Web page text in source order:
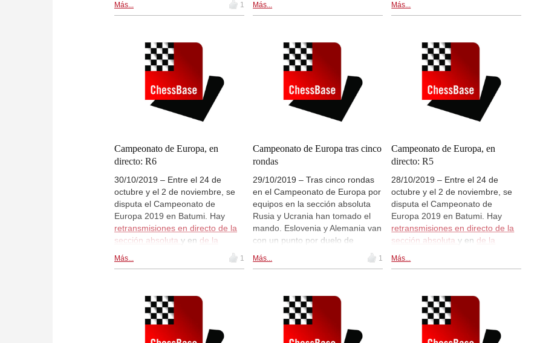
live.chessbase.com a partir de las
secciones.
Más... 1
live.chessbase.com a partir de las
Más...
live.chessbase.com a partir de las
Más...
Campeonato de Europa, en
directo: R6
30/10/2019 – Entre el 24 de
octubre y el 2 de noviembre, se
disputa el Campeonato de
Europa 2019 en Batumi. Hay
retransmisiones en directo de la
sección absoluta y en de la
live.chessbase.com a partir de las
Foto: Campeonato de Europa por
equipos 2019 en Batumi
Más... 1
Campeonato de Europa tras cinco
rondas
29/10/2019 – Tras cinco rondas
en el Campeonato de Europa por
equipos en la sección absoluta
Rusia y Ucrania han tomado el
mando. Eslovenia y Alemania van
con un punto por duelo de
desventaja tras los líderes. En la
sección femenina las rusas
Azerbaiyán y Serbia comparten el
segundo a cuarto puesto. Hoy es
el único día de descanso y
mañana se disputará la sexta
Más... 1
Campeonato de Europa, en
directo: R5
28/10/2019 – Entre el 24 de
octubre y el 2 de noviembre, se
disputa el Campeonato de
Europa 2019 en Batumi. Hay
retransmisiones en directo de la
sección absolutay en de la
live.chessbase.com a partir de las
Más...